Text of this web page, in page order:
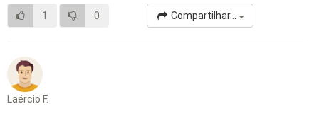
1 0 Compartilhar...
Laércio F.